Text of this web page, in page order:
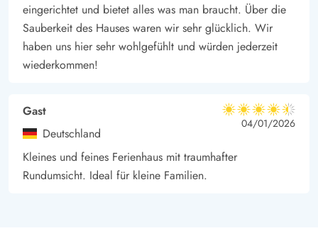
eingerichtet und bietet alles was man braucht. Über die
Sauberkeit des Hauses waren wir sehr glücklich. Wir
haben uns hier sehr wohlgefühlt und würden jederzeit
wiederkommen!
Gast
Deutschland
4.5 von 5
4.5 von 5
4.5 out of 5
04/01/2026
Kleines und feines Ferienhaus mit traumhafter
Rundumsicht. Ideal für kleine Familien.